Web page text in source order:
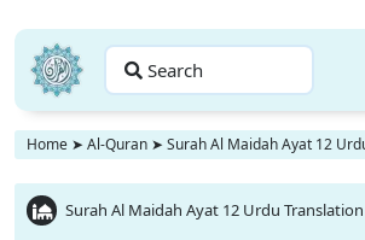
Search
Home ➤ Al-Quran ➤ Surah Al Maidah Ayat 12
Surah Al Maidah Ayat 12 Urdu Translation